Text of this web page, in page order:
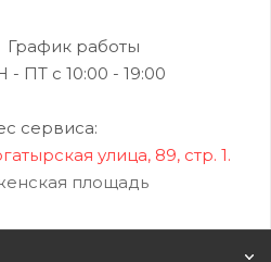
График работы
- ПТ с 10:00 - 19:00
сервиса:
улица, 89, стр. 1.
площадь